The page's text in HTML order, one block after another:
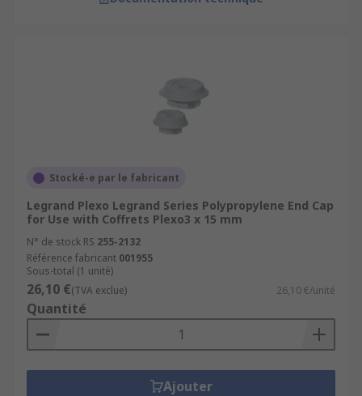
Stocké-e par le fabricant
Legrand Plexo Legrand Series Polypropylene End Cap
for Use with Coffrets Plexo3 x 15 mm
N° de stock RS 255-2132
Référence fabricant 001955
Sous-total (1 unité)
26,10 €(TVA exclue) 26,10 €/unité
Quantité
Ajouter